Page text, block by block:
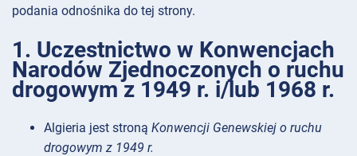
podania odnośnika do tej strony.
1. Uczestnictwo w Konwencjach
Narodów Zjednoczonych o ruchu
drogowym z 1949 r. i/lub 1968 r.
Algieria jest stroną Konwencji Genewskiej o ruchu
drogowym z 1949 r.